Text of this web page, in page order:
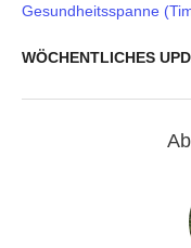
Gesundheitsspanne
WÖCHENTLICHES